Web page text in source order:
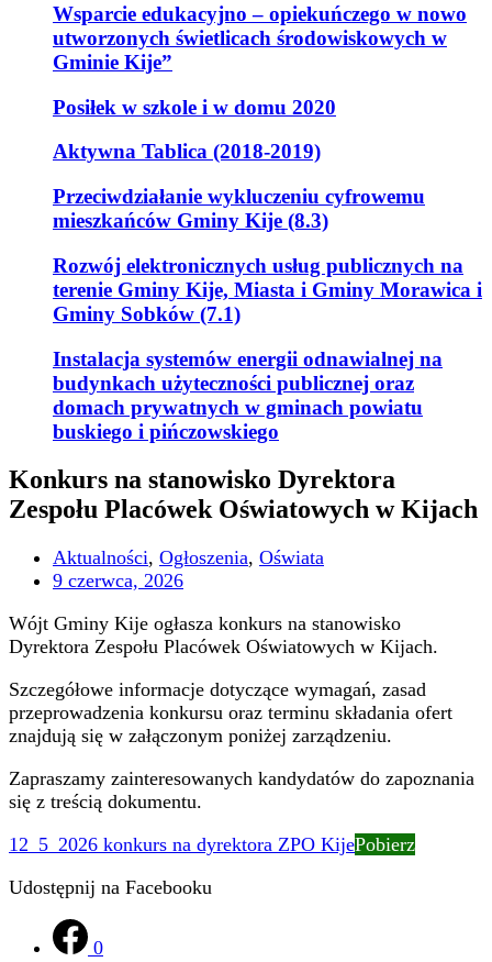
Wsparcie edukacyjno – opiekuńczego w nowo
utworzonych świetlicach środowiskowych w
Gminie Kije”
Posiłek w szkole i w domu 2020
Aktywna Tablica (2018-2019)
Przeciwdziałanie wykluczeniu cyfrowemu
mieszkańców Gminy Kije (8.3)
Rozwój elektronicznych usług publicznych na
terenie Gminy Kije, Miasta i Gminy Morawica i
Gminy Sobków (7.1)
Instalacja systemów energii odnawialnej na
budynkach użyteczności publicznej oraz
domach prywatnych w gminach powiatu
buskiego i pińczowskiego
Konkurs na stanowisko Dyrektora
Zespołu Placówek Oświatowych w Kijach
Aktualności, Ogłoszenia, Oświata
9 czerwca, 2026
Wójt Gminy Kije ogłasza konkurs na stanowisko
Dyrektora Zespołu Placówek Oświatowych w Kijach.
Szczegółowe informacje dotyczące wymagań, zasad
przeprowadzenia konkursu oraz terminu składania ofert
znajdują się w załączonym poniżej zarządzeniu.
Zapraszamy zainteresowanych kandydatów do zapoznania
się z treścią dokumentu.
12_5_2026 konkurs na dyrektora ZPO KijePobierz
Udostępnij na Facebooku
0